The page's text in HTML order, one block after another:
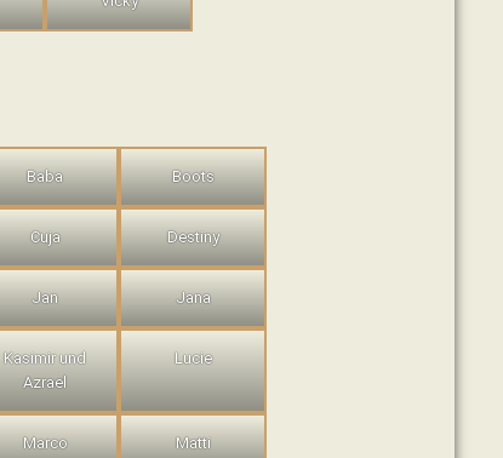
Baba Boots
Cuja Destiny
Jan Jana
Kasimir und
Azrael
Lucie
Marco Matti